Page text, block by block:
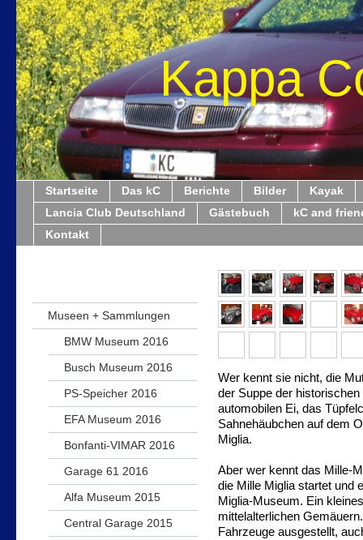
Kappa
Startseite Das kC Berichte Bilder
Kayak
Lancia Club Deutschland
Gästebuch
kC and
Kontakt
Museen + Sammlungen
BMW Museum 2016
Busch Museum 2016
PS-Speicher 2016
EFA Museum 2016
Bonfanti-VIMAR 2016
Garage 61 2016
Alfa Museum 2015
Central Garage 2015
Wer kennt sie nicht, die
der Suppe der
automobilen Ei, das
Sahnehäubchen auf dem
Miglia.
Aber wer kennt das Mille-
die Mille Miglia startet und
Miglia-Museum. Ein
mittelalterlichen
Fahrzeuge ausgestellt,